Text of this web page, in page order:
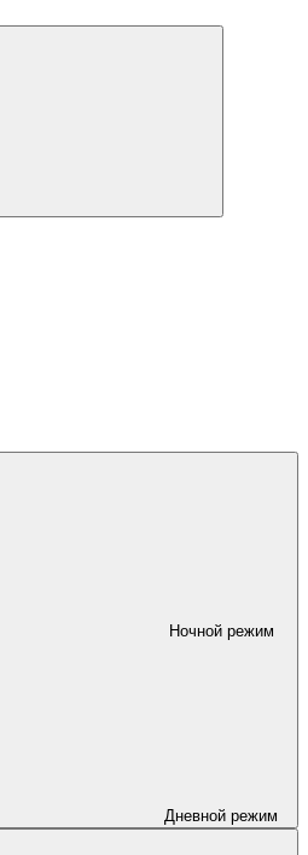
Ночной режим
Дневной режим